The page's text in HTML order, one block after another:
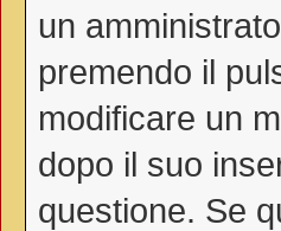
un
premendo il
modificare un
dopo il suo
questione. Se